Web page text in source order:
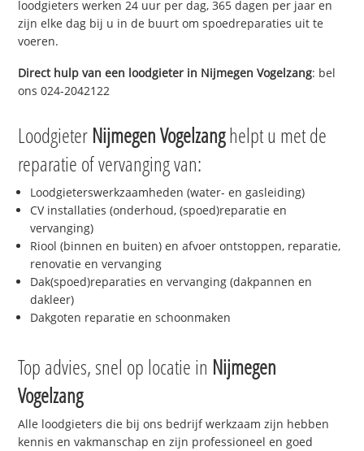
loodgieters werken 24 uur per dag, 365 dagen per jaar en
zijn elke dag bij u in de buurt om spoedreparaties uit te
voeren.
Direct hulp van een loodgieter in Nijmegen Vogelzang: bel
ons 024-2042122
Loodgieter Nijmegen Vogelzanghelpt u met de
reparatie of vervanging van:
Loodgieterswerkzaamheden (water- en gasleiding)
CV installaties (onderhoud, (spoed)reparatie en
vervanging)
Riool (binnen en buiten) en afvoer ontstoppen, reparatie,
renovatie en vervanging
Dak(spoed)reparaties en vervanging (dakpannen en
dakleer)
Dakgoten reparatie en schoonmaken
Top advies, snel op locatie in Nijmegen
Vogelzang
Alle loodgieters die bij ons bedrijf werkzaam zijn hebben
kennis en vakmanschap en zijn professioneel en goed